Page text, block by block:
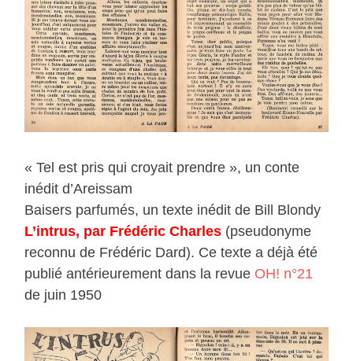
« Tel est pris qui croyait prendre », un conte
inédit d’Areissam
Baisers parfumés, un texte inédit de Bill Blondy
L’intrus, par Frédéric Charles (pseudonyme
reconnu de Frédéric Dard). Ce texte a déjà été
publié antérieurement dans la revue OH! n°21
de juin 1950